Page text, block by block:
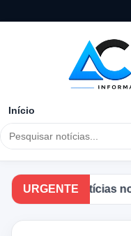
Início
URGENTE
notícias no